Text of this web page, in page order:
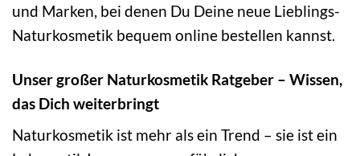
und Marken, bei denen Du Deine neue Lieblings-
Naturkosmetik bequem online bestellen kannst.
Unser großer Naturkosmetik Ratgeber – Wissen,
das Dich weiterbringt
Naturkosmetik ist mehr als ein Trend – sie ist ein